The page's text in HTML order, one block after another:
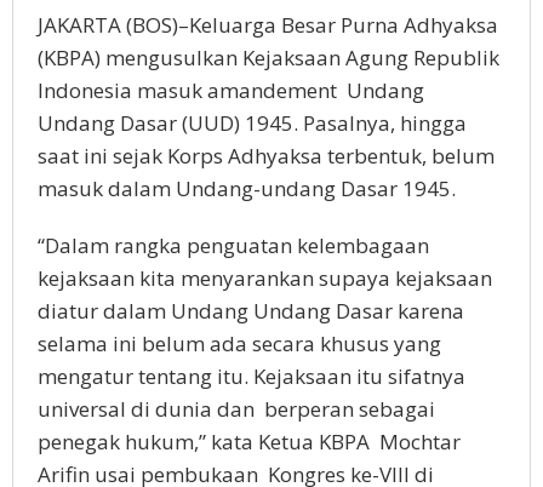
JAKARTA (BOS)–Keluarga Besar Purna Adhyaksa
(KBPA) mengusulkan Kejaksaan Agung Republik
Indonesia masuk amandement Undang
Undang Dasar (UUD) 1945. Pasalnya, hingga
saat ini sejak Korps Adhyaksa terbentuk, belum
masuk dalam Undang-undang Dasar 1945.
“Dalam rangka penguatan kelembagaan
kejaksaan kita menyarankan supaya kejaksaan
diatur dalam Undang Undang Dasar karena
selama ini belum ada secara khusus yang
mengatur tentang itu. Kejaksaan itu sifatnya
universal di dunia dan berperan sebagai
penegak hukum,” kata Ketua KBPA Mochtar
Arifin usai pembukaan Kongres ke-VIII di